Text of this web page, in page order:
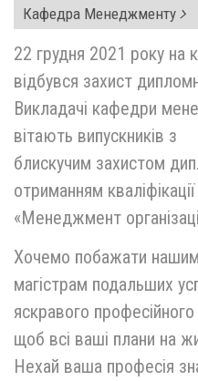
Кафедра Менеджменту
22 грудня 2021 року
відбувся захист
Викладачі кафедри
вітають випускників з
блискучим захистом
отриманням
«Менеджмент
Хочемо побажати нашим
магістрам подальших
яскравого
щоб всі ваші плани на
Нехай ваша професія